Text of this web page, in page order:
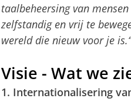
taalbeheersing van
zelfstandig en vrij te
wereld die nieuw voor je is.“
Visie - Wat we
1. Internationalisering